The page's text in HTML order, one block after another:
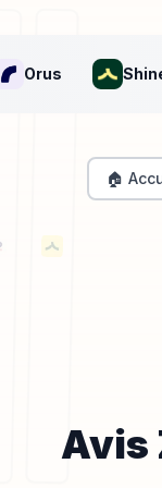
Orus
🏠
Avis